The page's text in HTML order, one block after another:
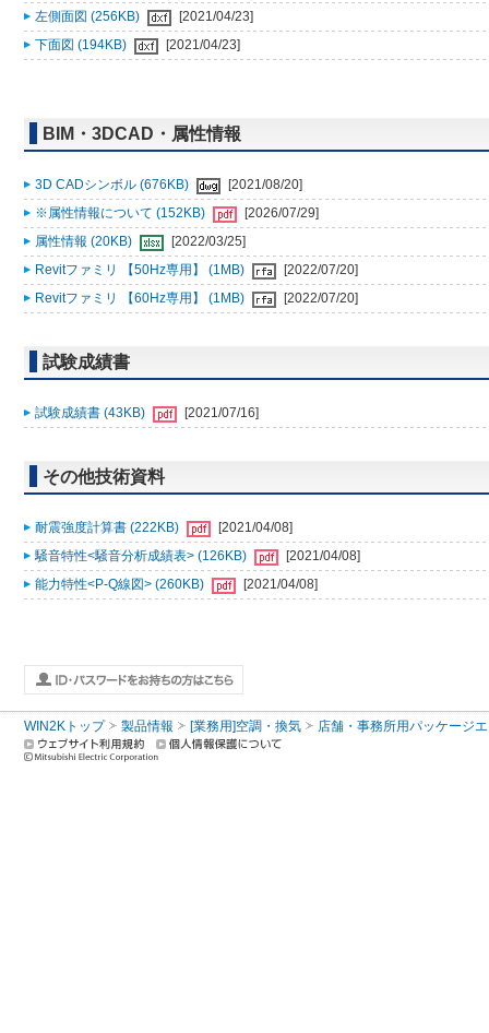
左側面図 (256KB)
[2021/04/23]
下面図 (194KB)
[2021/04/23]
BIM・3DCAD・属性情報
3D CADシンボル (676KB)
[2021/08/20]
※属性情報について (152KB)
[2026/07/29]
属性情報 (20KB)
[2022/03/25]
Revitファミリ 【50Hz専用】 (1MB)
[2022/07/20]
Revitファミリ 【60Hz専用】 (1MB)
[2022/07/20]
試験成績書
試験成績書 (43KB) [2021/07/16]
その他技術資料
耐震強度計算書 (222KB)
[2021/04/08]
騒音特性<騒音分析成績表> (126KB)
[2021/04/08]
能力特性<P-Q線図> (260KB)
[2021/04/08]
WIN2Kトップ 製品情報 [業務用]空調・換気 店舗・事務所用パッケージ